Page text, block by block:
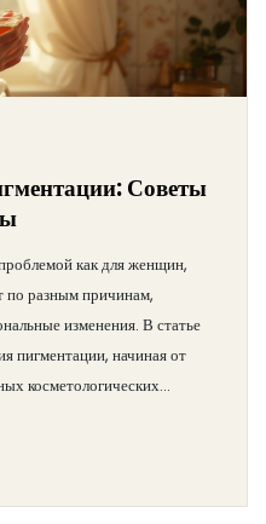
Советы
как для женщин,
по разным причинам,
изменения. В статье
пигментации, начиная от
косметологических
по предотвращению
здорового состояния